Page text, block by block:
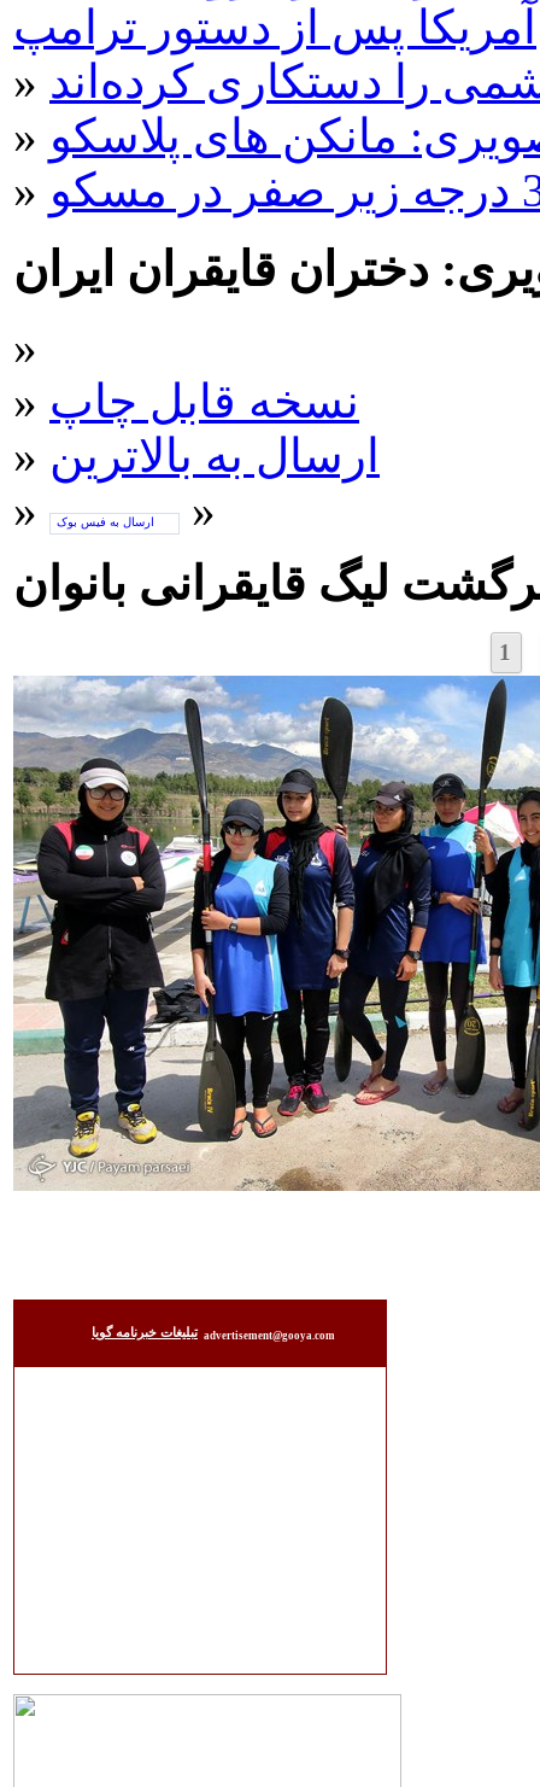
آمریکا پس از دستور ترامپ
» را دستکاری کرده‌اند
»
»
دختران قایقران ایران
»
» نسخه قابل چاپ
» ارسال به بالاترین
»
ارسال به فیس بوک
»
لیگ قایقرانی بانوان
1
تبليغات خبرنامه گويا advertisement@gooya.com